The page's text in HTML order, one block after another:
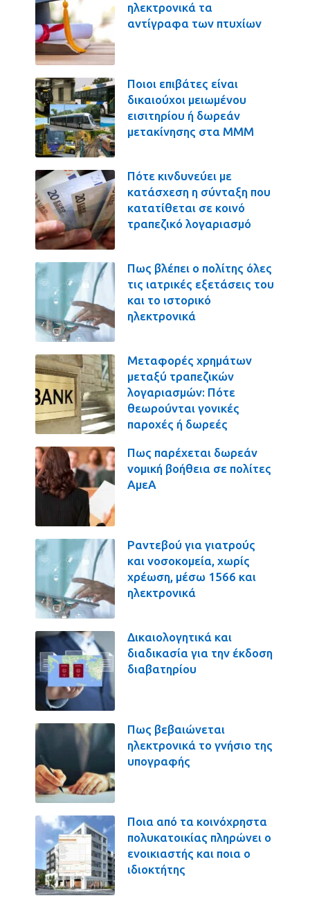
ηλεκτρονικά τα
αντίγραφα των πτυχίων
Ποιοι επιβάτες είναι
δικαιούχοι μειωμένου
εισιτηρίου ή δωρεάν
μετακίνησης στα ΜΜΜ
Πότε κινδυνεύει με
κατάσχεση η σύνταξη που
κατατίθεται σε κοινό
τραπεζικό λογαριασμό
Πως βλέπει ο πολίτης όλες
τις ιατρικές εξετάσεις του
και το ιστορικό
ηλεκτρονικά
Μεταφορές χρημάτων
μεταξύ τραπεζικών
λογαριασμών: Πότε
θεωρούνται γονικές
παροχές ή δωρεές
Πως παρέχεται δωρεάν
νομική βοήθεια σε πολίτες
ΑμεΑ
Ραντεβού για γιατρούς
και νοσοκομεία, χωρίς
χρέωση, μέσω 1566 και
ηλεκτρονικά
Δικαιολογητικά και
διαδικασία για την έκδοση
διαβατηρίου
Πως βεβαιώνεται
ηλεκτρονικά το γνήσιο της
υπογραφής
Ποια από τα κοινόχρηστα
πολυκατοικίας πληρώνει ο
ενοικιαστής και ποια ο
ιδιοκτήτης